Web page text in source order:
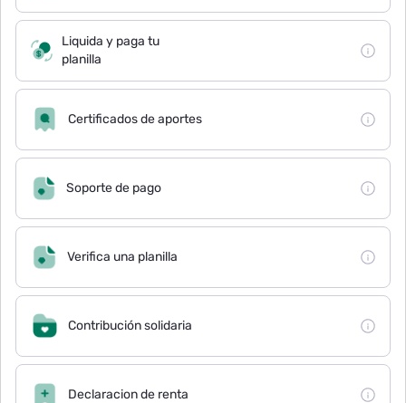
Liquida y paga tu
planilla
Certificados de aportes
Soporte de pago
Verifica una planilla
Contribución solidaria
Declaracion de renta